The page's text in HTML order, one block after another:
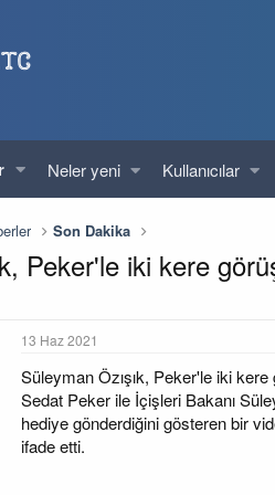
Neler yeni Kullanıcılar
Son Dakika
Peker'le iki kere
13 Haz 2021
Süleyman Özışık, Peker'le iki
Sedat Peker ile İçişleri Bakanı
hediye gönderdiğini gösteren bir
ifade etti.